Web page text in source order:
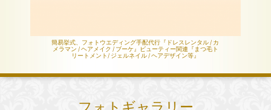
簡易挙式、フォトウエディング手配代行『ドレスレンタル / カ
メラマン / ヘアメイク / ブーケ』ビューティー関連『まつ毛ト
リートメント/ ジェルネイル / ヘアデザイン等』